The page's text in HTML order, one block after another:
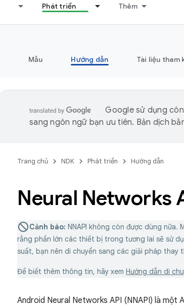
Phát triển Thêm
Mẫu Hướng dẫn Tài liệu tham
Google sử dụng
sang ngôn ngữ bạn ưu tiên. Bản dịch
Trang chủ NDK Phát triển Hướng dẫn
Neural Networks
Cảnh báo: NNAPI không còn được dùng
rằng phần lớn các thiết bị trong tương lai sẽ sử
suất, bạn nên di chuyển sang các giải pháp thay
Để biết thêm thông tin, hãy xem Hướng dẫn di
Android Neural Networks API (NNAPI) là